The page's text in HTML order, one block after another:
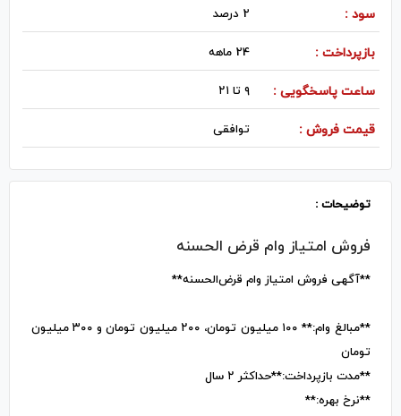
سود : 2 درصد
بازپرداخت : 24 ماهه
ساعت پاسخگویی : ۹ تا ۲۱
قیمت فروش : توافقی
توضیحات :
فروش امتیاز وام قرض الحسنه
**آگهی فروش امتیاز وام قرض‌الحسنه**
**مبالغ وام:** ۱۰۰ میلیون تومان، ۲۰۰ میلیون تومان و ۳۰۰ میلیون
تومان
**مدت بازپرداخت:**حداکثر ۲ سال
**نرخ بهره:**